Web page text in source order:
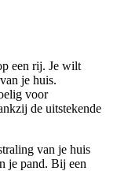
een rij. Je wilt
je huis.
voor
de uitstekende
van je huis
je pand. Bij een